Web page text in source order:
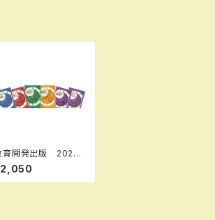
育開発出版 2026
度版 新中学問題
理科 中1～3 標
編 各学年（選択くだ